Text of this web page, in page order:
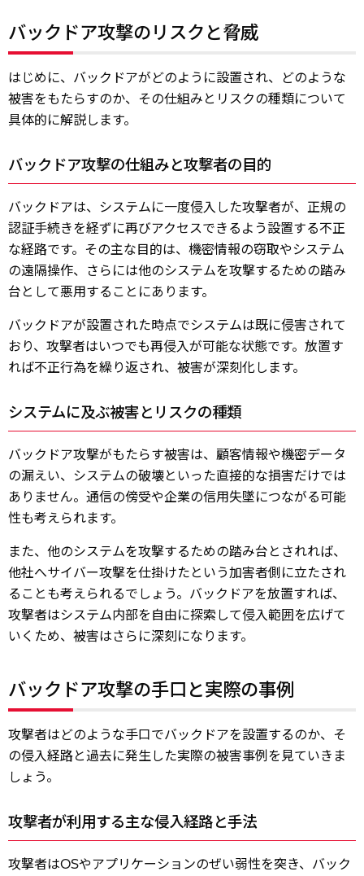
バックドア攻撃のリスクと脅威
はじめに、バックドアがどのように設置され、どのような
被害をもたらすのか、その仕組みとリスクの種類について
具体的に解説します。
バックドア攻撃の仕組みと攻撃者の目的
バックドアは、システムに一度侵入した攻撃者が、正規の
認証手続きを経ずに再びアクセスできるよう設置する不正
な経路です。その主な目的は、機密情報の窃取やシステム
の遠隔操作、さらには他のシステムを攻撃するための踏み
台として悪用することにあります。
バックドアが設置された時点でシステムは既に侵害されて
おり、攻撃者はいつでも再侵入が可能な状態です。放置す
れば不正行為を繰り返され、被害が深刻化します。
システムに及ぶ被害とリスクの種類
バックドア攻撃がもたらす被害は、顧客情報や機密データ
の漏えい、システムの破壊といった直接的な損害だけでは
ありません。通信の傍受や企業の信用失墜につながる可能
性も考えられます。
また、他のシステムを攻撃するための踏み台とされれば、
他社へサイバー攻撃を仕掛けたという加害者側に立たされ
ることも考えられるでしょう。バックドアを放置すれば、
攻撃者はシステム内部を自由に探索して侵入範囲を広げて
いくため、被害はさらに深刻になります。
バックドア攻撃の手口と実際の事例
攻撃者はどのような手口でバックドアを設置するのか、そ
の侵入経路と過去に発生した実際の被害事例を見ていきま
しょう。
攻撃者が利用する主な侵入経路と手法
攻撃者はOSやアプリケーションのぜい弱性を突き、バック